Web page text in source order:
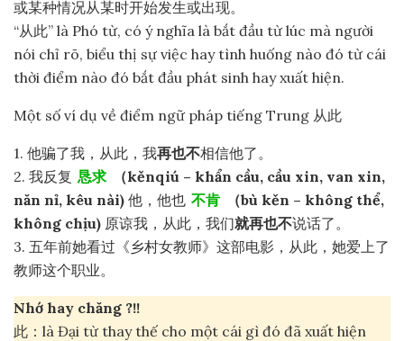
或某种情况从某时开始发生或出现。
“从此” là Phó từ, có ý nghĩa là bắt đầu từ lúc mà người
nói chỉ rõ, biểu thị sự việc hay tình huống nào đó từ cái
thời điểm nào đó bắt đầu phát sinh hay xuất hiện.
Một số ví dụ về điểm ngữ pháp tiếng Trung 从此
1. 他骗了我，从此，我再也不相信他了。
2. 我反复 恳求
（kěnqiú – khẩn cầu, cầu xin, van xin,
năn nỉ, kêu nài) 他，他也 不肯
（bù kěn – không thể,
không chịu) 原谅我，从此，我们就再也不说话了。
3. 五年前她看过《乡村女教师》这部电影，从此，她爱上了
教师这个职业。
Nhớ hay chăng ?!!
此：là Đại từ thay thế cho một cái gì đó đã xuất hiện